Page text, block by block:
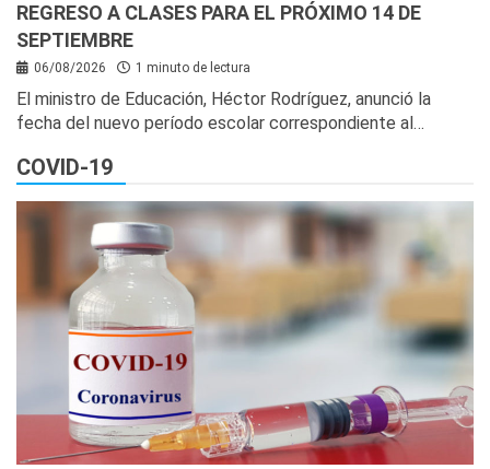
REGRESO A CLASES PARA EL PRÓXIMO 14 DE
SEPTIEMBRE
06/08/2026 1 minuto de lectura
El ministro de Educación, Héctor Rodríguez, anunció la
fecha del nuevo período escolar correspondiente al…
COVID-19